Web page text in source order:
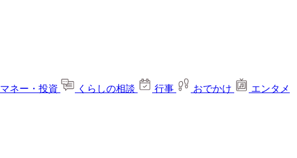
マネー・投資 くらしの相談 行事 おでかけ
エンタメ